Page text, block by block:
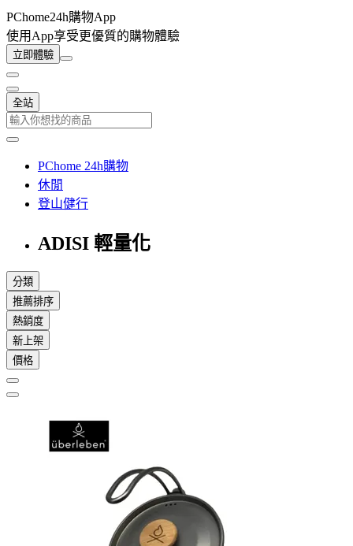
PChome24h購物App
使用App享受更優質的購物體驗
立即體驗
全站
PChome 24h購物
休閒
登山健行
ADISI 輕量化
分類
推薦排序
熱銷度
新上架
價格